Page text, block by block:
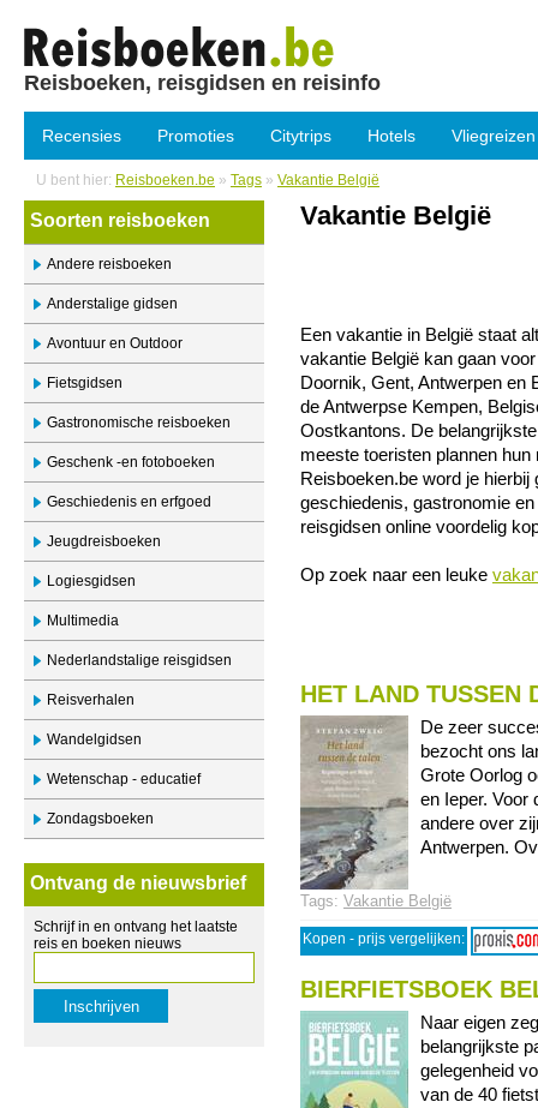
Reisboeken, reisgidsen en reisinfo
Recensies Promoties Citytrips Hotels Vliegreizen
U bent hier: Reisboeken.be » Tags » Vakantie België
Soorten reisboeken
Andere reisboeken
Anderstalige gidsen
Avontuur en Outdoor
Fietsgidsen
Gastronomische reisboeken
Geschenk -en fotoboeken
Geschiedenis en erfgoed
Jeugdreisboeken
Logiesgidsen
Multimedia
Nederlandstalige reisgidsen
Reisverhalen
Wandelgidsen
Wetenschap - educatief
Zondagsboeken
Ontvang de nieuwsbrief
Schrijf in en ontvang het laatste
reis en boeken nieuws
Vakantie België
Een vakantie in België staat
vakantie België kan gaan
Doornik, Gent, Antwerpen en
de Antwerpse Kempen,
Oostkantons. De
meeste toeristen plannen
Reisboeken.be word je
geschiedenis, gastronomie
reisgidsen online voordelig
Op zoek naar een leuke
HET LAND TUSSEN
De zeer
bezocht ons
Grote Oorlog
en Ieper. Voor
andere over
Antwerpen.
Tags: Vakantie België
Kopen - prijs vergelijken:
BIERFIETSBOEK
Naar eigen
belangrijkste
gelegenheid
van de 40